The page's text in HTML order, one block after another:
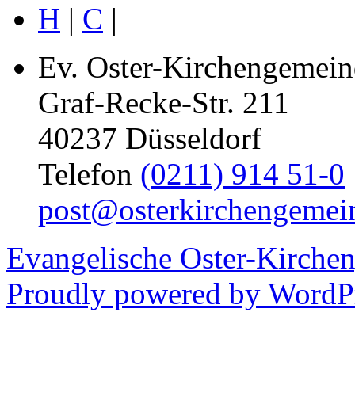
H | C |
Ev. Oster-
Graf-Recke-Str. 211
40237 Düsseldorf
Telefon (0211) 914 51-0
Evangelische Oster-
Proudly powered by